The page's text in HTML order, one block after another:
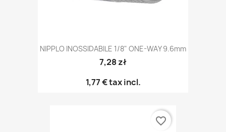
NIPPLO INOSSIDABILE 1/8" ONE-WAY 9.6mm
7,28 zł
1,77 €tax incl.
favorite_border